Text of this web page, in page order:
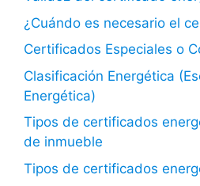
¿Cuándo es necesario el
Certificados Especiales o
Clasificación Energética
Energética)
Tipos de certificados
de inmueble
Tipos de certificados